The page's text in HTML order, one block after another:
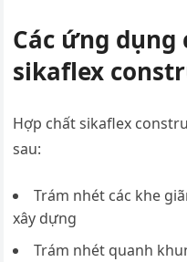
Các ứng
sikaflex
Hợp chất sikaflex
sau:
Trám nhét các khe
xây dựng
Trám nhét quanh